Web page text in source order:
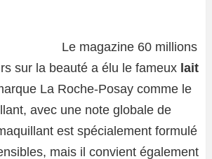
Le magazine 60 millions
sur la beauté a élu le fameux lait
La Roche-Posay comme le
avec une note globale de
est spécialement formulé
mais il convient également